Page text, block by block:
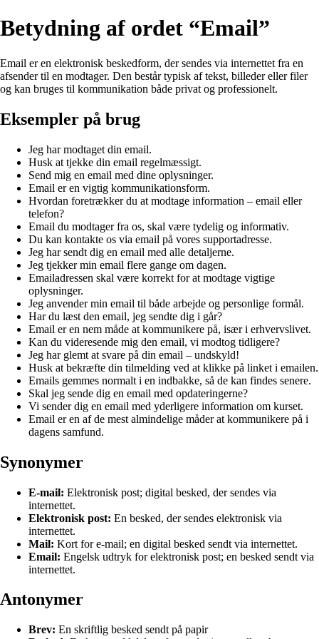
Betydning af ordet “Email”
Email er en elektronisk beskedform, der sendes via internettet fra en
afsender til en modtager. Den består typisk af tekst, billeder eller filer
og kan bruges til kommunikation både privat og professionelt.
Eksempler på brug
Jeg har modtaget din email.
Husk at tjekke din email regelmæssigt.
Send mig en email med dine oplysninger.
Email er en vigtig kommunikationsform.
Hvordan foretrækker du at modtage information – email eller
telefon?
Email du modtager fra os, skal være tydelig og informativ.
Du kan kontakte os via email på vores supportadresse.
Jeg har sendt dig en email med alle detaljerne.
Jeg tjekker min email flere gange om dagen.
Emailadressen skal være korrekt for at modtage vigtige
oplysninger.
Jeg anvender min email til både arbejde og personlige formål.
Har du læst den email, jeg sendte dig i går?
Email er en nem måde at kommunikere på, især i erhvervslivet.
Kan du videresende mig den email, vi modtog tidligere?
Jeg har glemt at svare på din email – undskyld!
Husk at bekræfte din tilmelding ved at klikke på linket i emailen.
Emails gemmes normalt i en indbakke, så de kan findes senere.
Skal jeg sende dig en email med opdateringerne?
Vi sender dig en email med yderligere information om kurset.
Email er en af de mest almindelige måder at kommunikere på i
dagens samfund.
Synonymer
E-mail: Elektronisk post; digital besked, der sendes via
internettet.
Elektronisk post: En besked, der sendes elektronisk via
internettet.
Mail: Kort for e-mail; en digital besked sendt via internettet.
Email: Engelsk udtryk for elektronisk post; en besked sendt via
internettet.
Antonymer
Brev: En skriftlig besked sendt på papir